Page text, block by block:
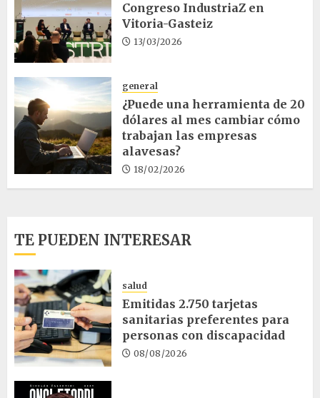
Congreso IndustriaZ en
Vitoria-Gasteiz
13/03/2026
general
¿Puede una herramienta de 20
dólares al mes cambiar cómo
trabajan las empresas
alavesas?
18/02/2026
TE PUEDEN INTERESAR
salud
Emitidas 2.750 tarjetas
sanitarias preferentes para
personas con discapacidad
08/08/2026